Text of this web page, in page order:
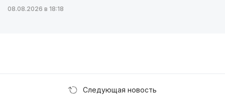
08.08.2026 в 18:18
Следующая новость